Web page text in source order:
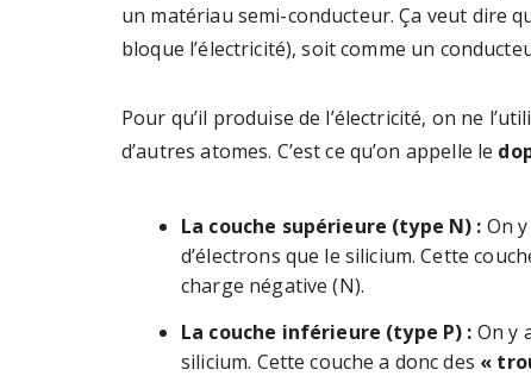
un matériau semi-conducteur. Ça veut dire
bloque l’électricité), soit comme un
Pour qu’il produise de l’électricité, on ne
d’autres atomes. C’est ce qu’on appelle le
La couche supérieure (type N) : On
d’électrons que le silicium. Cette
charge négative (N).
La couche inférieure (type P) : On y
silicium. Cette couche a donc des «